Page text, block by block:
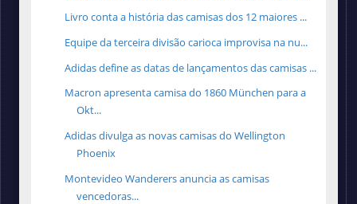
Livro conta a história das camisas dos 12 maiores ...
Equipe da terceira divisão carioca improvisa na nu...
Adidas define as datas de lançamentos das camisas ...
Macron apresenta camisa do 1860 München para a
Okt...
Adidas divulga as novas camisas do Wellington
Phoenix
Montevideo Wanderers anuncia as camisas
vencedoras...